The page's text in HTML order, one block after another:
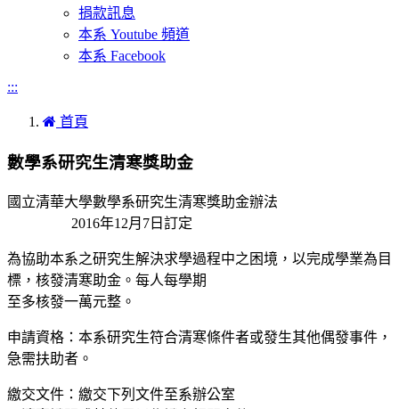
捐款訊息
本系 Youtube 頻道
本系 Facebook
:::
首頁
數學系研究生清寒獎助金
國立清華大學數學系研究生清寒獎助金辦法
2016年12月7日訂定
為協助本系之研究生解決求學過程中之困境，以完成學業為目
標，核發清寒助金。每人每學期
至多核發一萬元整。
申請資格：本系研究生符合清寒條件者或發生其他偶發事件，
急需扶助者。
繳交文件：繳交下列文件至系辦公室